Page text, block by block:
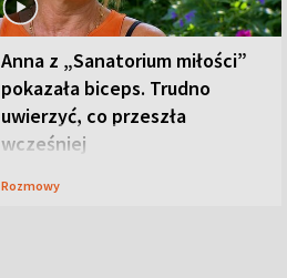
Anna z „Sanatorium miłości”
pokazała biceps. Trudno
uwierzyć, co przeszła
wcześniej
Rozmowy